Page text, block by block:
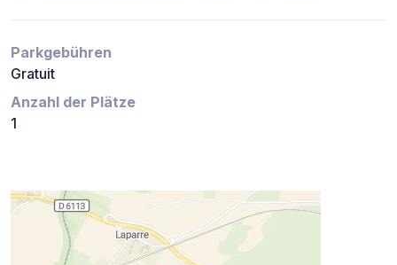
Parkgebühren
Gratuit
Anzahl der Plätze
1